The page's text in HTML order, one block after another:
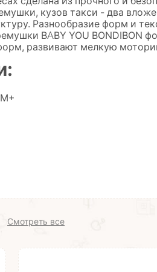
кузов такси - два
Разнообразие форм и
BABY YOU BONDIBON
развивают мелкую
Смотреть все